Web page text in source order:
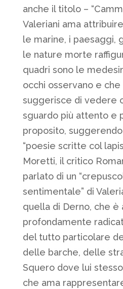
anche il titolo –
Valeriani ama
le marine, i paesaggi,
le nature morte
quadri sono le
occhi osservano e che
suggerisce di vedere
sguardo più attento e
proposito, suggerendo
“poesie scritte col
Moretti, il critico
parlato di un
sentimentale” di
quella di Derno, che è
profondamente
del tutto particolare
delle barche, delle
Squero dove lui
che ama